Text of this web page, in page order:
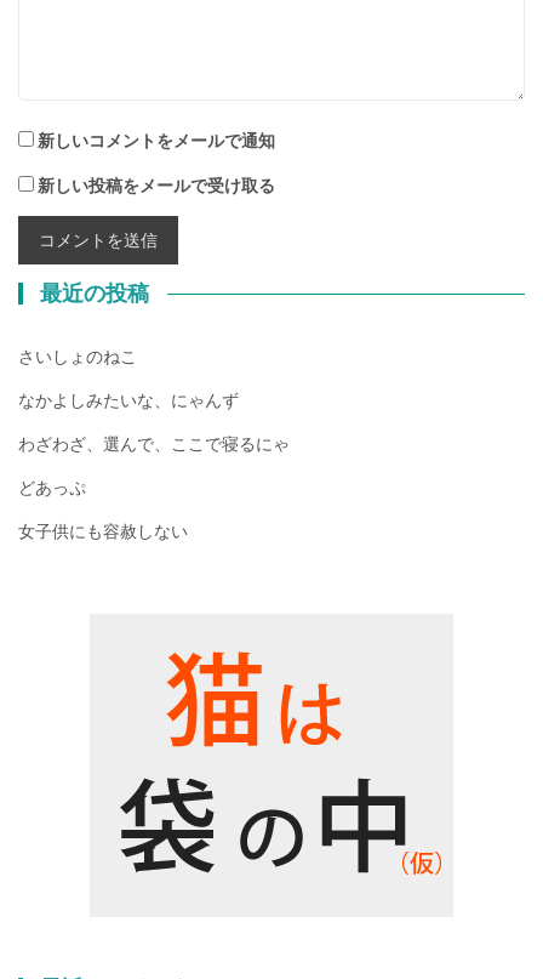
新しいコメントをメールで通知
新しい投稿をメールで受け取る
最近の投稿
さいしょのねこ
なかよしみたいな、にゃんず
わざわざ、選んで、ここで寝るにゃ
どあっぷ
女子供にも容赦しない